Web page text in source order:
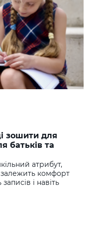
зошити для
батьків та
атрибут,
залежить комфорт
і навіть